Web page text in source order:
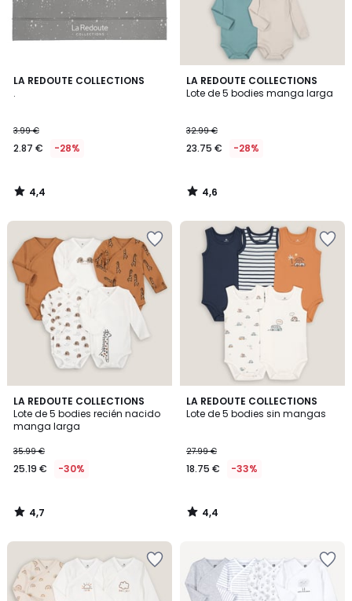
LA REDOUTE COLLECTIONS
.
3.99 €
2.87 € -28%
4,4
4,4
/
LA REDOUTE COLLECTIONS
Lote de 5 bodies manga larga
32.99 €
23.75 € -28%
4,6
/ 5
4,6
/
LA REDOUTE COLLECTIONS
Lote de 5 bodies recién nacido
manga larga
35.99 €
25.19 € -30%
4,7
/ 5
4,7
/
LA REDOUTE COLLECTIONS
Lote de 5 bodies sin mangas
27.99 €
18.75 € -33%
4,4
/ 5
4,4
/